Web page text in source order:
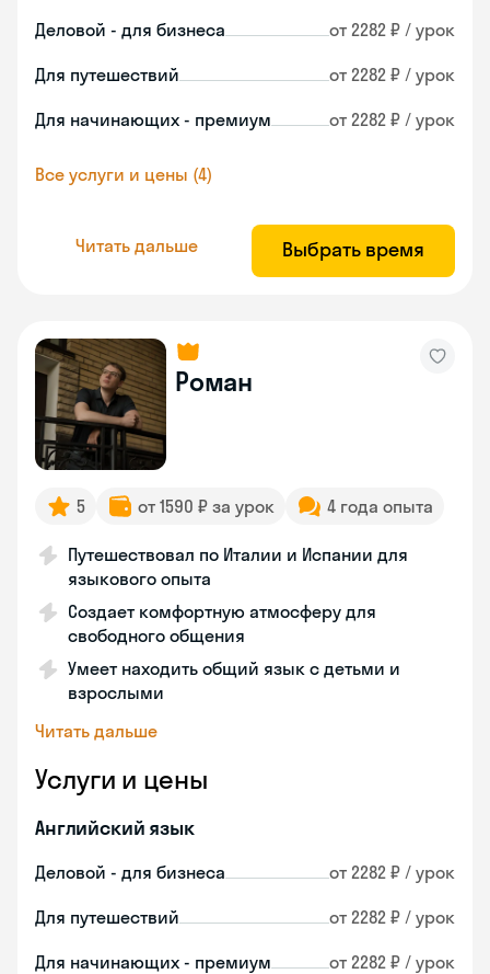
Деловой - для бизнеса от 2282 ₽ / урок
Для путешествий от 2282 ₽ / урок
Для начинающих - премиум от 2282 ₽ / урок
Все услуги и цены (4)
Читать дальше Выбрать время
Роман
5 от 1590 ₽ за урок 4 года опыта
Путешествовал по Италии и Испании для
языкового опыта
Создает комфортную атмосферу для
свободного общения
Умеет находить общий язык с детьми и
взрослыми
Читать дальше
Услуги и цены
Английский язык
Деловой - для бизнеса от 2282 ₽ / урок
Для путешествий от 2282 ₽ / урок
Для начинающих - премиум от 2282 ₽ / урок